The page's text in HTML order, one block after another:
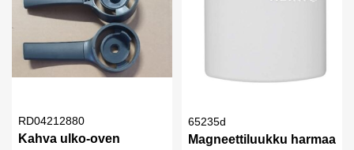
RD04212880
Kahva ulko-oven
65235d
Magneettiluukku harmaa